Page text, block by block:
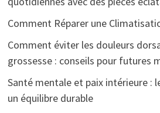
Comment Réparer une
Comment éviter les douleurs
grossesse : conseils pour futures
Santé mentale et paix intérieure :
un équilibre durable